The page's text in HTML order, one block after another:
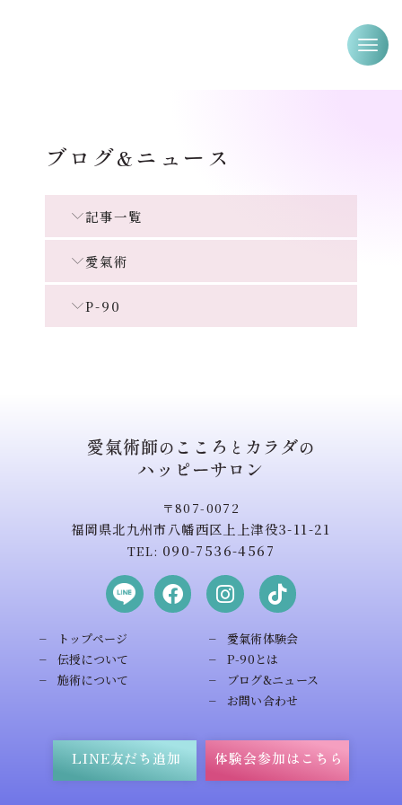
ブログ&ニュース
記事一覧
愛氣術
P-90
愛氣術師の こころ と カラダの
ハッピーサロン
〒807-0072
福岡県北九州市八幡西区上上津役3-11-21
TEL: 090-7536-4567
トップページ
伝授について
施術について
愛氣術体験会
P-90とは
ブログ&ニュース
お問い合わせ
LINE友だち追加 体験会参加はこちら